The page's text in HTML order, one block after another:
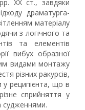
ХХ ст., завдяки
драматурга-
матеріалу
з логічного та
та елементів
вибух образної
видами монтажу
різних ракурсів,
у реципієнта, що в
сприйняття у
судженнями.